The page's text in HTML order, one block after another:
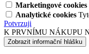
Marketingové cookies
Analytické cookies
Potvrzuji
K PRVNÍMU NÁKUPU
Zobrazit informační hlášku